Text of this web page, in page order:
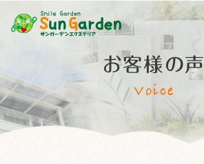
お客様の声
Voice